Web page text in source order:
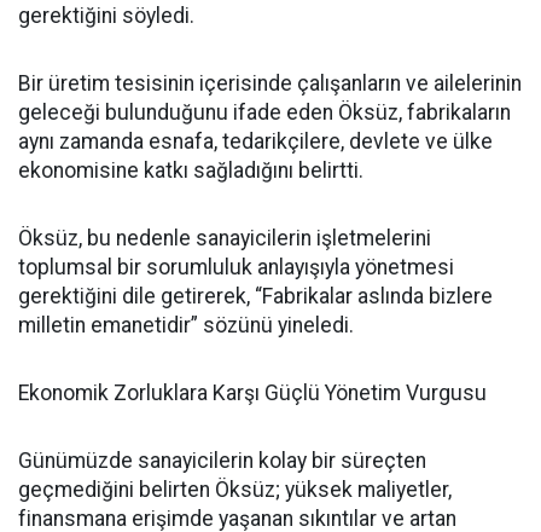
gerektiğini söyledi.
Bir üretim tesisinin içerisinde çalışanların ve ailelerinin
geleceği bulunduğunu ifade eden Öksüz, fabrikaların
aynı zamanda esnafa, tedarikçilere, devlete ve ülke
ekonomisine katkı sağladığını belirtti.
Öksüz, bu nedenle sanayicilerin işletmelerini
toplumsal bir sorumluluk anlayışıyla yönetmesi
gerektiğini dile getirerek, “Fabrikalar aslında bizlere
milletin emanetidir” sözünü yineledi.
Ekonomik Zorluklara Karşı Güçlü Yönetim Vurgusu
Günümüzde sanayicilerin kolay bir süreçten
geçmediğini belirten Öksüz; yüksek maliyetler,
finansmana erişimde yaşanan sıkıntılar ve artan